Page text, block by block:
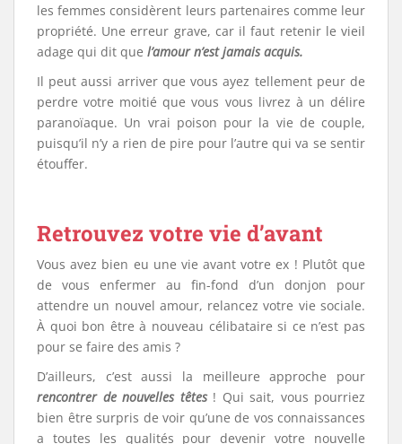
les femmes considèrent leurs partenaires comme leur
propriété. Une erreur grave, car il faut retenir le vieil
adage qui dit que l’amour n’est jamais acquis.
Il peut aussi arriver que vous ayez tellement peur de
perdre votre moitié que vous vous livrez à un délire
paranoïaque. Un vrai poison pour la vie de couple,
puisqu’il n’y a rien de pire pour l’autre qui va se sentir
étouffer.
Retrouvez votre vie d’avant
Vous avez bien eu une vie avant votre ex ! Plutôt que
de vous enfermer au fin-fond d’un donjon pour
attendre un nouvel amour, relancez votre vie sociale.
À quoi bon être à nouveau célibataire si ce n’est pas
pour se faire des amis ?
D’ailleurs, c’est aussi la meilleure approche pour
rencontrer de nouvelles têtes! Qui sait, vous pourriez
bien être surpris de voir qu’une de vos connaissances
a toutes les qualités pour devenir votre nouvelle